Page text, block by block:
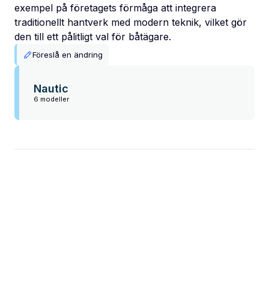
exempel på företagets förmåga att integrera
traditionellt hantverk med modern teknik, vilket gör
den till ett pålitligt val för båtägare.
Föreslå en ändring
Nautic
6 modeller